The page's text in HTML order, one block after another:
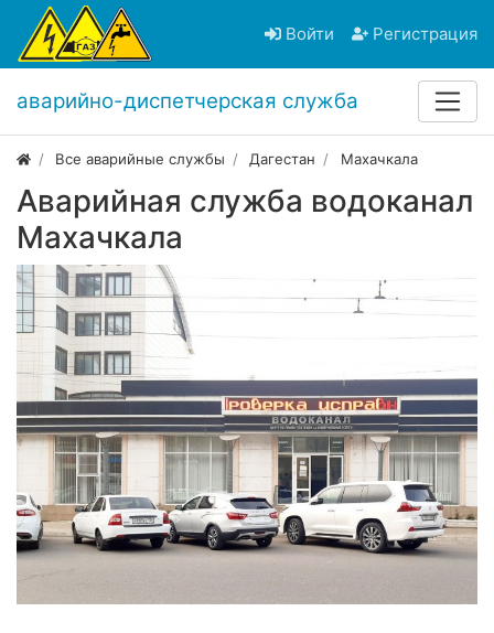
Войти Регистрация
аварийно-диспетчерская служба
Все аварийные службы Дагестан Махачкала
Аварийная служба водоканал
Махачкала